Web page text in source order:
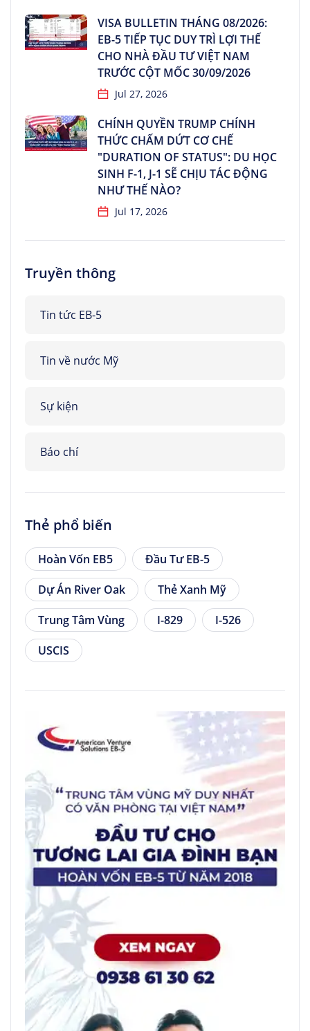
VISA BULLETIN THÁNG 08/2026:
EB-5 TIẾP TỤC DUY TRÌ LỢI THẾ
CHO NHÀ ĐẦU TƯ VIỆT NAM
TRƯỚC CỘT MỐC 30/09/2026
Jul 27, 2026
CHÍNH QUYỀN TRUMP CHÍNH
THỨC CHẤM DỨT CƠ CHẾ
"DURATION OF STATUS": DU HỌC
SINH F-1, J-1 SẼ CHỊU TÁC ĐỘNG
NHƯ THẾ NÀO?
Jul 17, 2026
Truyền thông
Tin tức EB-5
Tin về nước Mỹ
Sự kiện
Báo chí
Thẻ phổ biến
Hoàn Vốn EB5
Đầu Tư EB-5
Dự Án River Oak
Thẻ Xanh Mỹ
Trung Tâm Vùng
I-829
I-526
USCIS